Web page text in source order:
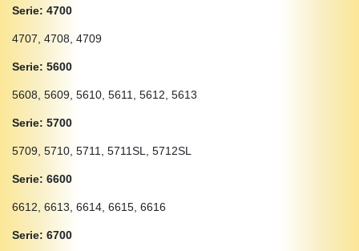
Serie: 4700
4707, 4708, 4709
Serie: 5600
5608, 5609, 5610, 5611, 5612, 5613
Serie: 5700
5709, 5710, 5711, 5711SL, 5712SL
Serie: 6600
6612, 6613, 6614, 6615, 6616
Serie: 6700